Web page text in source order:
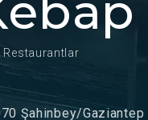
Restaurantlar
Şahinbey/Gaziantep